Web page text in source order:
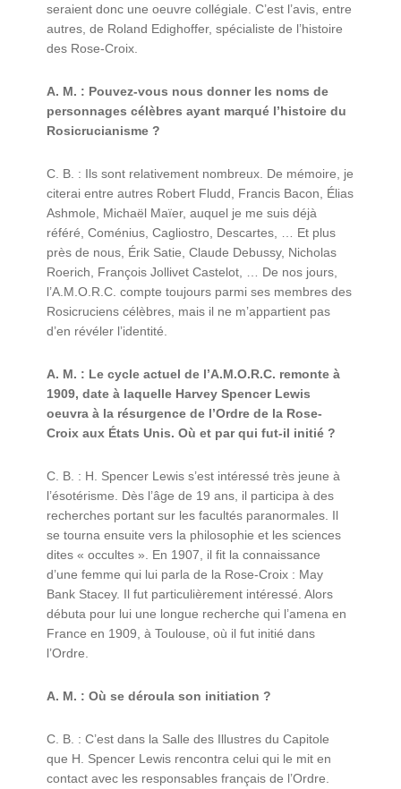
seraient donc une oeuvre collégiale. C’est l’avis, entre
autres, de Roland Edighoffer, spécialiste de l’histoire
des Rose-Croix.
A. M. : Pouvez-vous nous donner les noms de
personnages célèbres ayant marqué l’histoire du
Rosicrucianisme ?
C. B. : Ils sont relativement nombreux. De mémoire, je
citerai entre autres Robert Fludd, Francis Bacon, Élias
Ashmole, Michaël Maïer, auquel je me suis déjà
référé, Coménius, Cagliostro, Descartes, … Et plus
près de nous, Érik Satie, Claude Debussy, Nicholas
Roerich, François Jollivet Castelot, … De nos jours,
l’A.M.O.R.C. compte toujours parmi ses membres des
Rosicruciens célèbres, mais il ne m’appartient pas
d’en révéler l’identité.
A. M. : Le cycle actuel de l’A.M.O.R.C. remonte à
1909, date à laquelle Harvey Spencer Lewis
oeuvra à la résurgence de l’Ordre de la Rose-
Croix aux États Unis. Où et par qui fut-il initié ?
C. B. : H. Spencer Lewis s’est intéressé très jeune à
l’ésotérisme. Dès l’âge de 19 ans, il participa à des
recherches portant sur les facultés paranormales. Il
se tourna ensuite vers la philosophie et les sciences
dites « occultes ». En 1907, il fit la connaissance
d’une femme qui lui parla de la Rose-Croix : May
Bank Stacey. Il fut particulièrement intéressé. Alors
débuta pour lui une longue recherche qui l’amena en
France en 1909, à Toulouse, où il fut initié dans
l’Ordre.
A. M. : Où se déroula son initiation ?
C. B. : C’est dans la Salle des Illustres du Capitole
que H. Spencer Lewis rencontra celui qui le mit en
contact avec les responsables français de l’Ordre.